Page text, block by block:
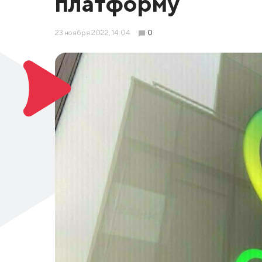
23 ноября 2022, 14:04 0